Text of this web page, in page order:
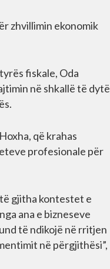
zhvillimin ekonomik
fiskale, Oda
në shkallë të dytë
që krahas
profesionale për
gjitha kontestet e
ana e bizneseve
të ndikojë në rritjen
në përgjithësi”,